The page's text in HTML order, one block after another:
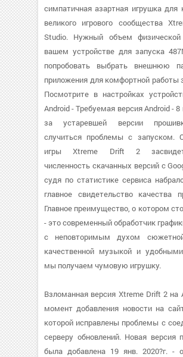
симпатичная азартная игрушка для
великого игрового сообщества
Studio. Нужный объем
вашем устройстве для запуска
попробовать выбрать внешнюю
приложения для комфортной работы
Посмотрите в настройках
Android - Требуемая версия Android -
за устаревшей версии
случиться проблемы с запуском.
игры Xtreme Drift 2
численность скачанных версий с
судя по статистике сервиса
главное свидетельство качества
Главное преимущество, о котором
- это современный обработчик
с неповторимым духом
качественной музыкой и
мы получаем чумовую игрушку.
Взломанная версия Xtreme Drift 2 на
момент добавления новости на
которой исправлены проблемы с
серверу обновлений. Новая версия
была добавлена 19 янв. 2020?г. -